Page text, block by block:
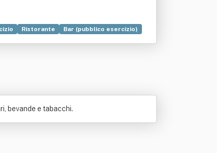
Ristorante
Bar (pubblico esercizio)
bevande e tabacchi.